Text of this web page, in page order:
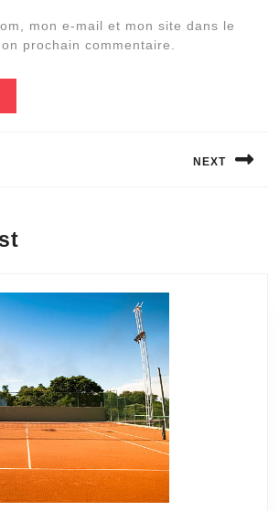
mon e-mail et mon site dans le
prochain commentaire.
NEXT